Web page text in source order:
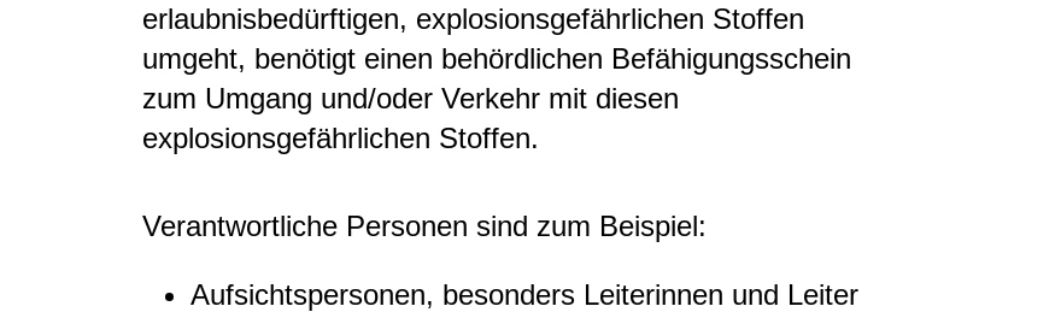
erlaubnisbedürftigen, explosionsgefährlichen Stoffen
umgeht, benötigt einen behördlichen Befähigungsschein
zum Umgang und/oder Verkehr mit diesen
explosionsgefährlichen Stoffen.
Verantwortliche Personen sind zum Beispiel:
Aufsichtspersonen, besonders Leiterinnen und Leiter